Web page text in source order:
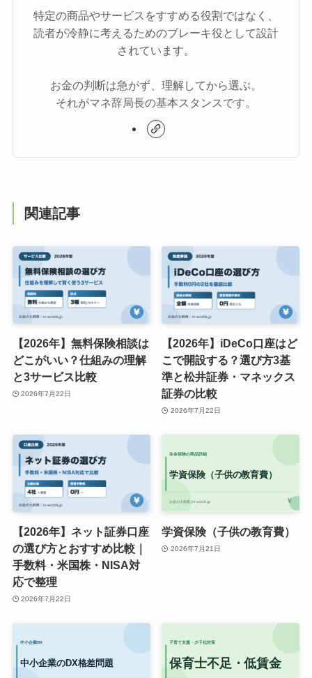
特定の商品やサービスをすすめる役割ではなく、
読者が冷静に考えるためのブレーキ役として設計
されています。
お金の判断は急がず、理解してから選ぶ。
それがマネ辞局長の基本スタンスです。
関連記事
【2026年】無料保険相談は
どこがいい？仕組みの理解
と3サービス比較
2026年7月22日
【2026年】iDeCo口座はど
こで開設する？選び方3基
準と松井証券・マネックス
証券の比較
2026年7月22日
【2026年】ネット証券口座
の選び方とおすすめ比較｜
手数料・米国株・NISA対
応で整理
2026年7月22日
学資保険（子供の教育費）
2026年7月21日